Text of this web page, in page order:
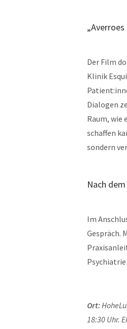
Der Film
Klinik
Dialogen
Raum, wie
schaffen
sondern
Nach
Im
Gespräch.
Psychiatrie
Ort:
18:30 Uhr.